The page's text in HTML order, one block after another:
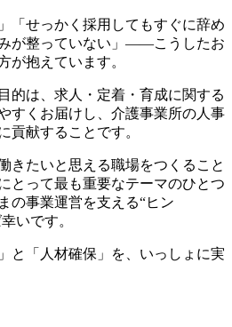
「せっかく採用してもすぐに辞め
が整っていない」――こうしたお
が抱えています。
的は、求人・定着・育成に関する
すくお届けし、介護事業所の人事
貢献することです。
きたいと思える職場をつくること
とって最も重要なテーマのひとつ
の事業運営を支える“ヒン
いです。
と「人材確保」を、いっしょに実